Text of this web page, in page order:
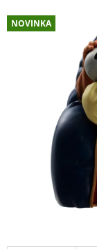
NOVINKA
J